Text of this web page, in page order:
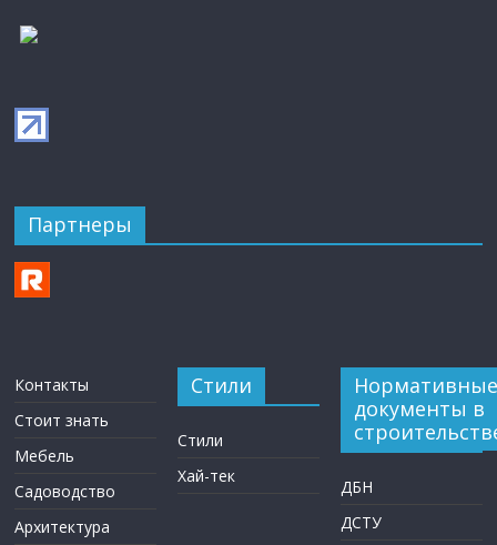
Партнеры
Контакты
Стоит знать
Мебель
Садоводство
Архитектура
Стили
Стили
Хай-тек
Нормативные
документы в
ДБН
ДСТУ